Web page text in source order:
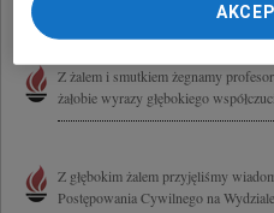
Z żalem i smutkiem żegnamy
żałobie wyrazy głębokiego
Z głębokim żalem przyjęliśmy
Postępowania Cywilnego na